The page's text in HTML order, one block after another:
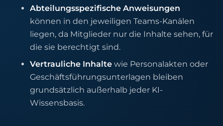
Abteilungsspezifische Anweisungen
können in den jeweiligen Teams-Kanälen
liegen, da Mitglieder nur die Inhalte sehen, für
die sie berechtigt sind.
Vertrauliche Inhalte wie Personalakten oder
Geschäftsführungsunterlagen bleiben
grundsätzlich außerhalb jeder KI-
Wissensbasis.